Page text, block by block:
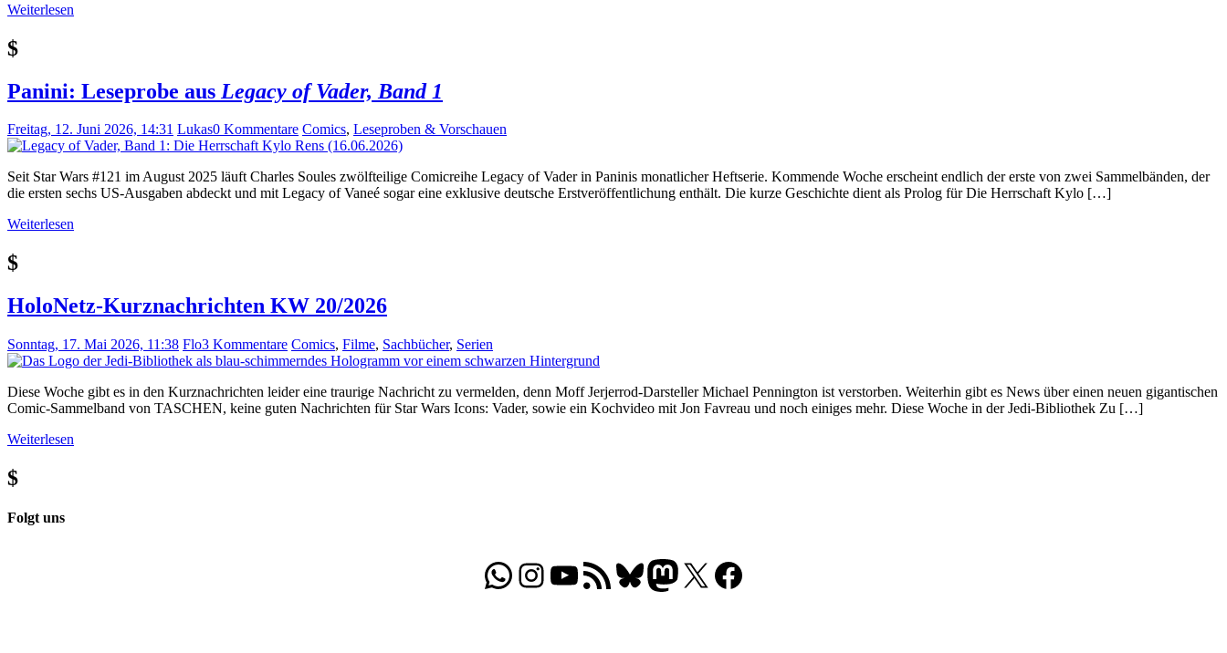
Weiterlesen
$
Panini: Leseprobe aus Legacy of Vader, Band 1
Freitag, 12. Juni 2026, 14:31 Lukas0 Kommentare Comics, Leseproben & Vorschauen
Seit Star Wars #121 im August 2025 läuft Charles Soules zwölfteilige Comicreihe Legacy of Vader in Paninis monatlicher Heftserie. Kommende Woche erscheint endlich der erste von zwei Sammelbänden, der
die ersten sechs US-Ausgaben abdeckt und mit Legacy of Vaneé sogar eine exklusive deutsche Erstveröffentlichung enthält. Die kurze Geschichte dient als Prolog für Die Herrschaft Kylo […]
Weiterlesen
$
HoloNetz-Kurznachrichten KW 20/2026
Sonntag, 17. Mai 2026, 11:38 Flo3 Kommentare Comics, Filme, Sachbücher, Serien
Diese Woche gibt es in den Kurznachrichten leider eine traurige Nachricht zu vermelden, denn Moff Jerjerrod-Darsteller Michael Pennington ist verstorben. Weiterhin gibt es News über einen neuen gigantischen
Comic-Sammelband von TASCHEN, keine guten Nachrichten für Star Wars Icons: Vader, sowie ein Kochvideo mit Jon Favreau und noch einiges mehr. Diese Woche in der Jedi-Bibliothek Zu […]
Weiterlesen
$
Folgt uns
WhatsApp
Folgt uns auf Instagram
Besucht unseren YouTube-Kanal
RSS-FeedBluesky
Folgt uns auf Mastodon
X Folgt uns auf Facebook